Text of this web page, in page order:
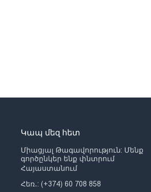
Կապ մեզ հետ
Միացյալ Թագավորություն: Մենք
գործընկեր ենք փնտրում
Հայաստանում
Հեռ․: (+374) 60 708 858